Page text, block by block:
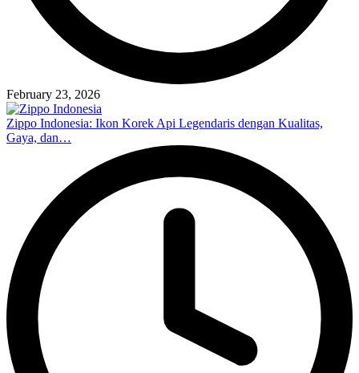
February 23, 2026
Zippo Indonesia: Ikon Korek Api Legendaris dengan Kualitas,
Gaya, dan…